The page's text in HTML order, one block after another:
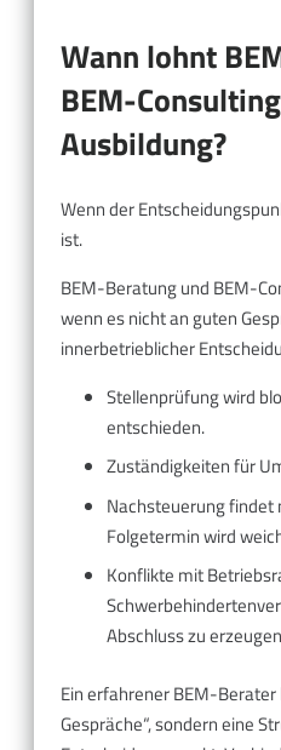
Wann lohnt
BEM-
Ausbildung?
Wenn der
ist.
BEM-Beratung und BEM-
wenn es nicht an guten
innerbetrieblicher
Stellenprüfung wird
entschieden.
Zuständigkeiten für
Nachsteuerung
Folgetermin wird
Konflikte mit
Abschluss zu
Ein erfahrener BEM-
Gespräche“, sondern eine